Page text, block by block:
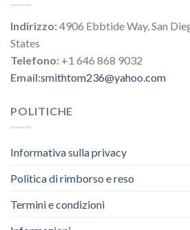
Indirizzo:4906 Ebbtide Way, San
States
Telefono: +1 646 868 9032
Email:smithtom236@yahoo.com
POLITICHE
Informativa sulla privacy
Politica di rimborso e reso
Termini e condizioni